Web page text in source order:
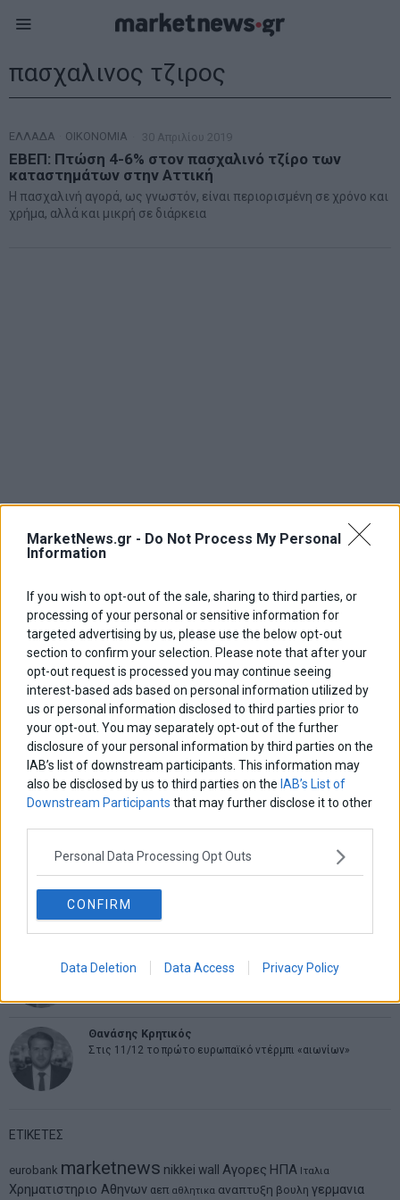
MarketNews.gr - Do Not Process My Personal
Information
If you wish to opt-out of the sale, sharing to third parties, or
processing of your personal or sensitive information for
targeted advertising by us, please use the below opt-out
section to confirm your selection. Please note that after your
opt-out request is processed you may continue seeing
interest-based ads based on personal information utilized by
us or personal information disclosed to third parties prior to
your opt-out. You may separately opt-out of the further
disclosure of your personal information by third parties on the
IAB’s list of downstream participants. This information may
also be disclosed by us to third parties on the IAB’s List of
Downstream Participants that may further disclose it to other
Personal Data Processing Opt Outs
CONFIRM
Data Deletion Data Access Privacy Policy
πασχαλινος τζιρος
ΕΛΛΑΔΑ ΟΙΚΟΝΟΜΙΑ 30 Απριλίου 2019
ΕΒΕΠ: Πτώση 4-6% στον πασχαλινό τζίρο των
καταστημάτων στην Αττική
Η πασχαλινή αγορά, ως γνωστόν, είναι περιορισμένη σε χρόνο και
χρήμα, αλλά και μικρή σε διάρκεια
ΑΡΘΡΟΓΡΑΦΟΙ
Ελευθερία Κούρταλη
Οι «τιμωροί» των ομολόγων επέστρεψαν
Εύη Φραγκάκη
Η αληθινή παιδεία ξεκινά από την ψυχή…
Σταματίνα Σταματάκου
Η βία κατά των ζώων δεν αντέχει βολικές ερμηνείες
ψάχνει τον επόμενο Μεσσία
MIT Sloan: Οι AI-driven επιχειρήσεις διαμορφώνουν το νέο
Θανάσης Κρητικός
Στις 11/12 το πρώτο ευρωπαϊκό ντέρμπι «αιωνίων»
ΕΤΙΚΕΤΕΣ
eurobank marketnews nikkei wall Αγορες ΗΠΑ Ιταλια
Χρηματιστηριο Αθηνων αεπ αθλητικα αναπτυξη βουλη γερμανια